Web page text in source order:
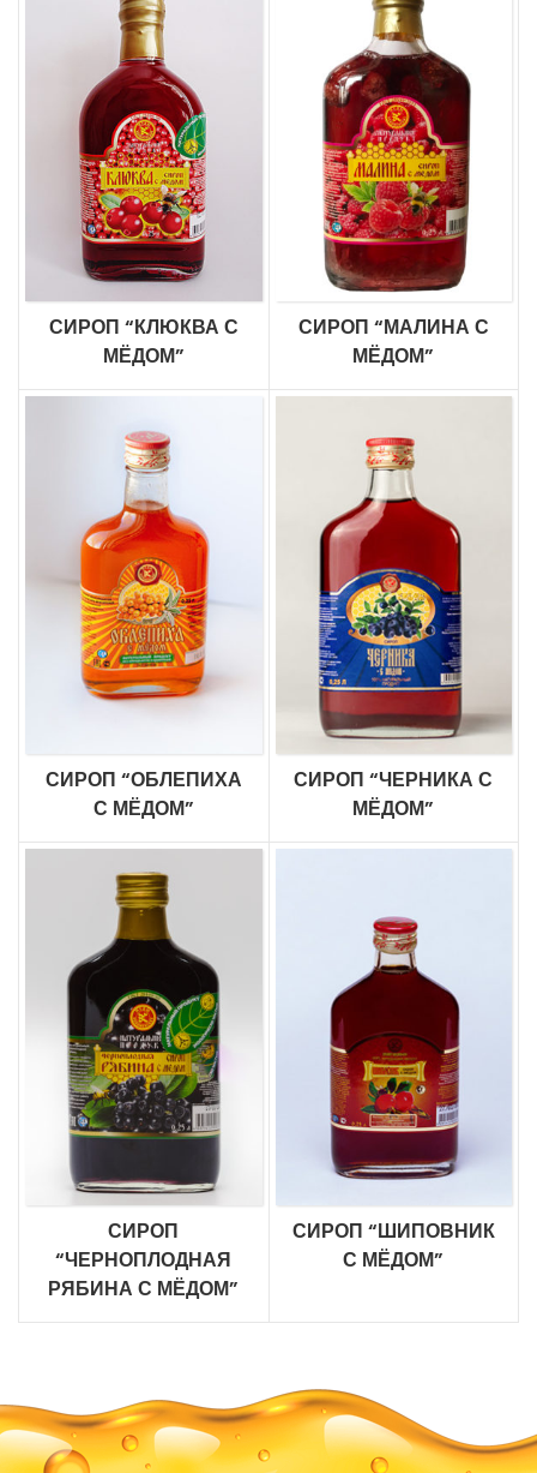
СИРОП “КЛЮКВА С
МЁДОМ”
СИРОП “МАЛИНА С
МЁДОМ”
СИРОП “ОБЛЕПИХА
С МЁДОМ”
СИРОП “ЧЕРНИКА С
МЁДОМ”
СИРОП
“ЧЕРНОПЛОДНАЯ
РЯБИНА С МЁДОМ”
СИРОП “ШИПОВНИК
С МЁДОМ”